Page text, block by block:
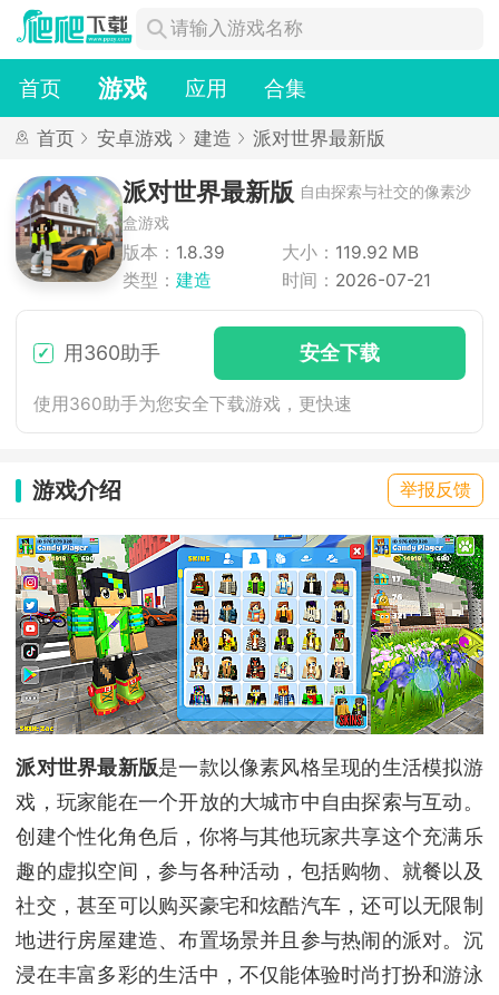
首页 游戏 应用 合集
首页 安卓游戏 建造 派对世界最新版
派对世界最新版 自由探索与社交的像素沙
盒游戏
版本： 1.8.39 大小： 119.92 MB
类型： 建造 时间： 2026-07-21
安全下载
用360助手
使用360助手为您安全下载游戏，更快速
游戏介绍 举报反馈
派对世界最新版是一款以像素风格呈现的生活模拟游
戏，玩家能在一个开放的大城市中自由探索与互动。
创建个性化角色后，你将与其他玩家共享这个充满乐
趣的虚拟空间，参与各种活动，包括购物、就餐以及
社交，甚至可以购买豪宅和炫酷汽车，还可以无限制
地进行房屋建造、布置场景并且参与热闹的派对。沉
浸在丰富多彩的生活中，不仅能体验时尚打扮和游泳